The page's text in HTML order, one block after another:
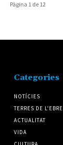
Pàgina 1 de 12
Categories
NOTÍCIES
TERRES DE L'EBRE
ACTUALITAT
VIDA